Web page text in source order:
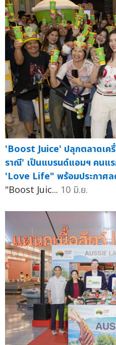
'Boost Juice' ปลุกตลาดเค
ราณี' เป็นแบรนด์แอมฯ คนแ
'Love Life" พร้อมประกาศล
"Boost Juic... 10 มิ.ย.